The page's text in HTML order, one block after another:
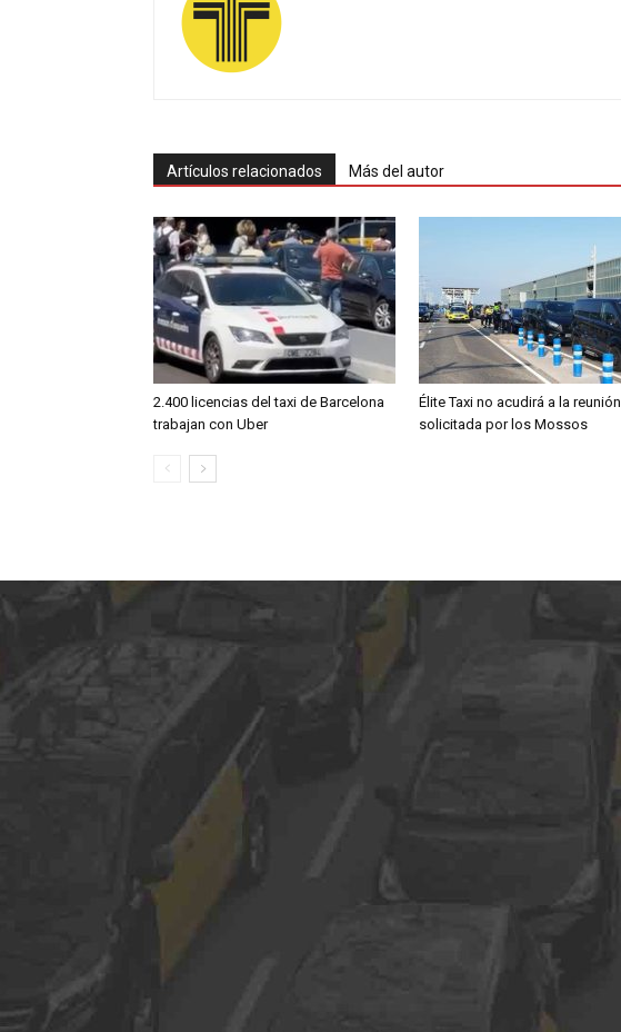
Artículos relacionados Más del autor
2.400 licencias del taxi de Barcelona
trabajan con Uber
Élite Taxi no acudirá a la reunión
solicitada por los Mossos